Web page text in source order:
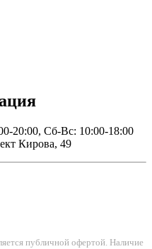
20:00, Сб-Вс: 10:00-18:00
Кирова, 49
публичной офертой. Наличие